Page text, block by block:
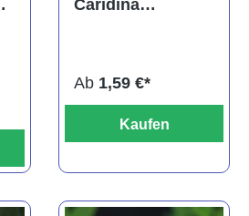
Caridina
Ab 1,59 €*
Kaufen